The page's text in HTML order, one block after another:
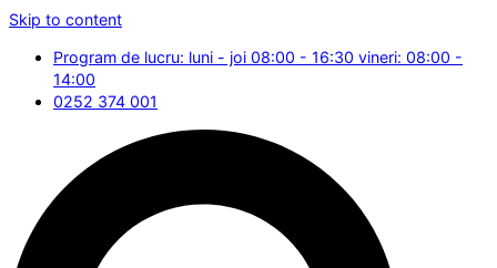
Skip to content
Program de lucru: luni - joi 08:00 - 16:30 vineri: 08:00 -
14:00
0252 374 001